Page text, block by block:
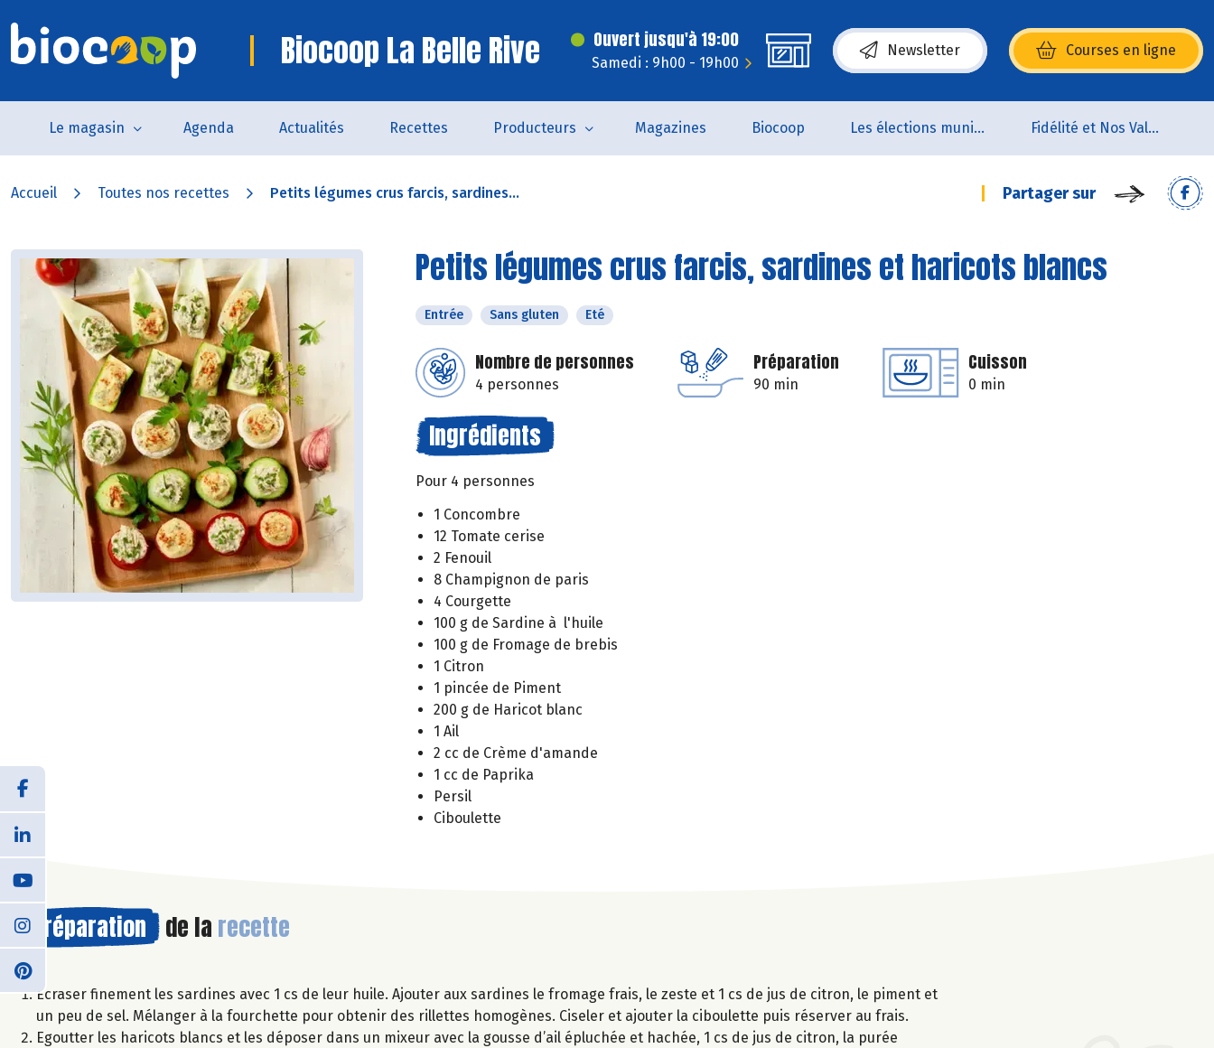
Biocoop La Belle Rive Ouvert jusqu'à 19:00
Samedi : 9h00 - 19h00
Newsletter Courses en ligne
(s’ouvre dans une nouvelle fenêtre)
Le magasin Agenda Actualités Recettes Producteurs Magazines Biocoop Les élections municipales Fidélité et Nos Valeurs
Accueil Toutes nos recettes Petits légumes crus farcis, sardines... Partager sur
Petits légumes crus farcis, sardines et haricots blancs
Entrée Sans gluten Eté
Nombre de personnes
4 personnes
Préparation
90 min
Cuisson
0 min
Ingrédients
Pour 4 personnes
1 Concombre
12 Tomate cerise
2 Fenouil
8 Champignon de paris
4 Courgette
100 g de Sardine à l'huile
100 g de Fromage de brebis
1 Citron
1 pincée de Piment
200 g de Haricot blanc
1 Ail
2 cc de Crème d'amande
1 cc de Paprika
Persil
Ciboulette
Préparation de la recette
Ecraser finement les sardines avec 1 cs de leur huile. Ajouter aux sardines le fromage frais, le zeste et 1 cs de jus de citron, le piment et
un peu de sel. Mélanger à la fourchette pour obtenir des rillettes homogènes. Ciseler et ajouter la ciboulette puis réserver au frais.
Egoutter les haricots blancs et les déposer dans un mixeur avec la gousse d’ail épluchée et hachée, 1 cs de jus de citron, la purée